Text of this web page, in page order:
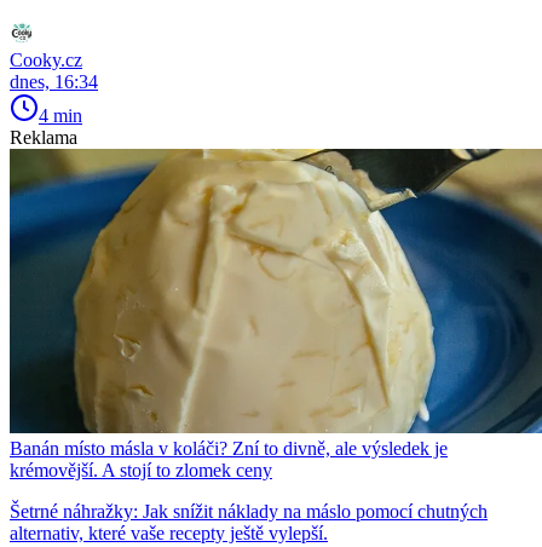
Cooky.cz
dnes, 16:34
4 min
Reklama
Banán místo másla v koláči? Zní to divně, ale výsledek je
krémovější. A stojí to zlomek ceny
Šetrné náhražky: Jak snížit náklady na máslo pomocí chutných
alternativ, které vaše recepty ještě vylepší.